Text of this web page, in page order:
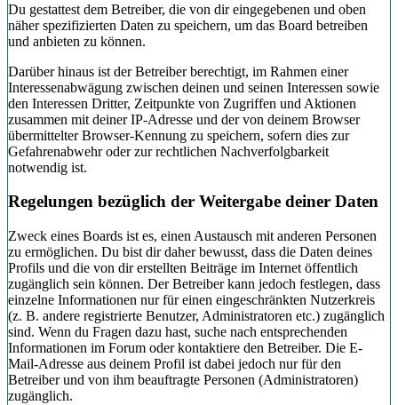
Du gestattest dem Betreiber, die von dir eingegebenen und oben
näher spezifizierten Daten zu speichern, um das Board betreiben
und anbieten zu können.
Darüber hinaus ist der Betreiber berechtigt, im Rahmen einer
Interessenabwägung zwischen deinen und seinen Interessen sowie
den Interessen Dritter, Zeitpunkte von Zugriffen und Aktionen
zusammen mit deiner IP-Adresse und der von deinem Browser
übermittelter Browser-Kennung zu speichern, sofern dies zur
Gefahrenabwehr oder zur rechtlichen Nachverfolgbarkeit
notwendig ist.
Regelungen bezüglich der Weitergabe deiner Daten
Zweck eines Boards ist es, einen Austausch mit anderen Personen
zu ermöglichen. Du bist dir daher bewusst, dass die Daten deines
Profils und die von dir erstellten Beiträge im Internet öffentlich
zugänglich sein können. Der Betreiber kann jedoch festlegen, dass
einzelne Informationen nur für einen eingeschränkten Nutzerkreis
(z. B. andere registrierte Benutzer, Administratoren etc.) zugänglich
sind. Wenn du Fragen dazu hast, suche nach entsprechenden
Informationen im Forum oder kontaktiere den Betreiber. Die E-
Mail-Adresse aus deinem Profil ist dabei jedoch nur für den
Betreiber und von ihm beauftragte Personen (Administratoren)
zugänglich.